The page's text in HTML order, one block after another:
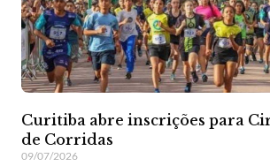
Curitiba abre inscrições para
de Corridas
09/07/2026